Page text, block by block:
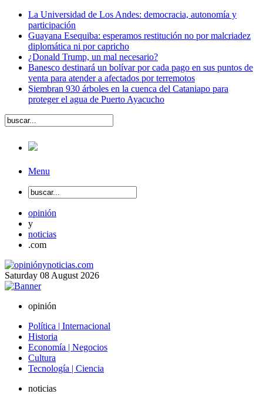
La Universidad de Los Andes: democracia, autonomía y
participación
Guayana Esequiba: esperamos restitución no por malcriadez
diplomática ni por capricho
¿Donald Trump, un mal necesario?
Banesco destinará un bolívar por cada pago en sus puntos de
venta para atender a afectados por terremotos
Siembran 930 árboles en la cuenca del Cataniapo para
proteger el agua de Puerto Ayacucho
Menu
opinión
y
noticias
.com
Saturday 08 August 2026
opinión
Política | Internacional
Historia
Economía | Negocios
Cultura
Tecnología | Ciencia
noticias